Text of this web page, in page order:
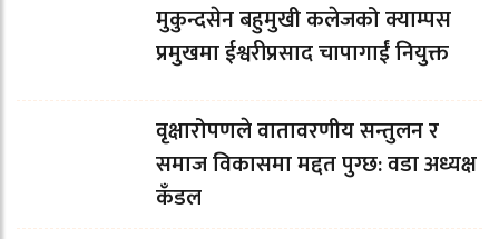
मुकुन्दसेन बहुमुखी कलेजको क्याम्पस
प्रमुखमा ईश्वरीप्रसाद चापागाईं नियुक्त
वृक्षारोपणले वातावरणीय सन्तुलन र
समाज विकासमा मद्दत पुग्छ: वडा अध्यक्ष
कँडल